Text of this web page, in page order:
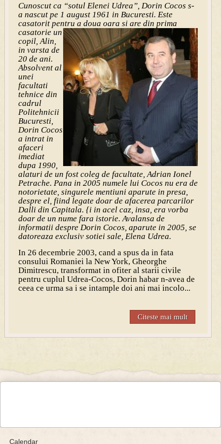
Cunoscut ca “sotul Elenei Udrea”, Dorin Cocos s-
a nascut pe 1 august 1961 in Bucuresti. Este
casatorit pentru a doua oara si are din prima
casatorie un
copil, Alin,
in varsta de
20 de ani.
Absolvent al
unei
facultati
tehnice din
cadrul
Politehnicii
Bucuresti,
Dorin Cocos
a intrat in
afaceri
imediat
dupa 1990,
alaturi de un fost coleg de facultate, Adrian Ionel
Petrache. Pana in 2005 numele lui Cocos nu era de
notorietate, singurele mentiuni aparute in presa,
despre el, fiind legate doar de afacerea parcarilor
Dalli din Capitala. {i in acel caz, insa, era vorba
doar de un nume fara istorie. Avalansa de
informatii despre Dorin Cocos, aparute in 2005, se
datoreaza exclusiv sotiei sale, Elena Udrea.
In 26 decembrie 2003, cand a spus da in fata
consului Romaniei la New York, Gheorghe
Dimitrescu, transformat in ofiter al starii civile
pentru cuplul Udrea-Cocos, Dorin habar n-avea de
ceea ce urma sa i se intample doi ani mai incolo...
Citeste mai mult
Calendar